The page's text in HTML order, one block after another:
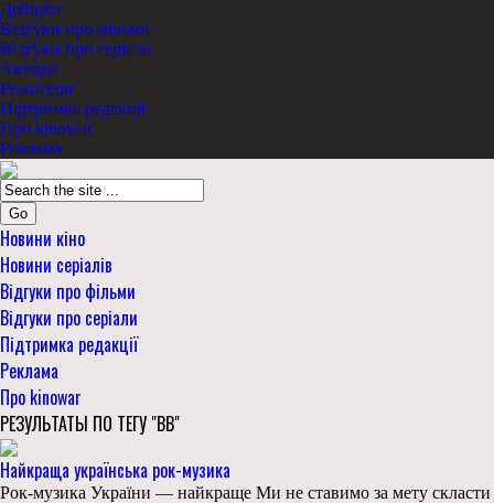
Добірки
Відгуки про фільми
Відгуки про серіали
Актори
Режисери
Підтримка редакції
Про kinowar
Реклама
Go
Новини кіно
Новини серіалів
Відгуки про фільми
Відгуки про серіали
Підтримка редакції
Реклама
Про kinowar
РЕЗУЛЬТАТЫ ПО ТЕГУ "ВВ"
Найкраща українська рок-музика
Рок-музика України — найкраще Ми не ставимо за мету скласти